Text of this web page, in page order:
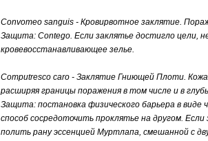
Convomeo sanguis - Кровирвотное заклятие.
Защита: Contego. Если заклятье достигло цели,
кровевосстанавливающее зелье.
Computresco caro - Заклятие Гниющей Плоти.
расширяя границы поражения в том числе и в
Защита: постановка физического барьера в
способ сосредоточить проклятье на другом.
полить рану эссенцией Муртлапа, смешанной с